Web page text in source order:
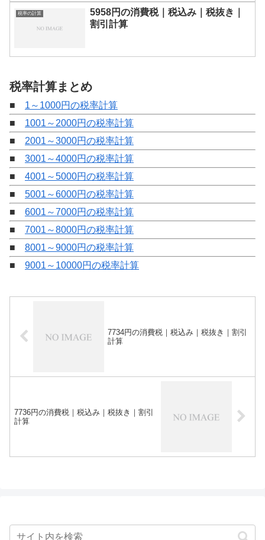
税率の計算
5958円の消費税｜税込み｜税抜き｜
割引計算
税率計算まとめ
■ 1～1000円の税率計算
■ 1001～2000円の税率計算
■ 2001～3000円の税率計算
■ 3001～4000円の税率計算
■ 4001～5000円の税率計算
■ 5001～6000円の税率計算
■ 6001～7000円の税率計算
■ 7001～8000円の税率計算
■ 8001～9000円の税率計算
■ 9001～10000円の税率計算
7734円の消費税｜税込み｜税抜き｜割引
計算
7736円の消費税｜税込み｜税抜き｜割引
計算